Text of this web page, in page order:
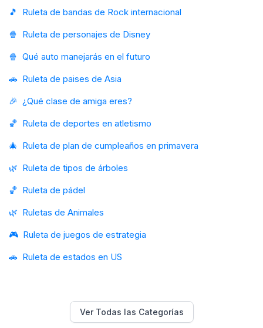
🎵
Ruleta de bandas de Rock internacional
🍿 Ruleta de personajes de Disney
🍿 Qué auto manejarás en el futuro
🚗 Ruleta de paises de Asia
🎉 ¿Qué clase de amiga eres?
🏀 Ruleta de deportes en atletismo
🎄 Ruleta de plan de cumpleaños en primavera
🌿 Ruleta de tipos de árboles
🏀 Ruleta de pádel
🌿 Ruletas de Animales
🎮 Ruleta de juegos de estrategia
🚗 Ruleta de estados en US
Ver Todas las Categorías